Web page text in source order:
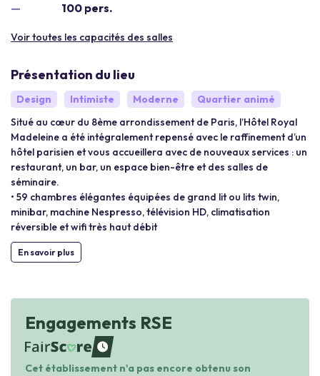
— 100 pers.
Voir toutes les capacités des salles
Présentation du lieu
Design Intimiste Moderne
Quartier animé
Situé au cœur du 8ème arrondissement de Paris, l’Hôtel Royal
Madeleine a été intégralement repensé avec le raffinement d’un
hôtel parisien et vous accueillera avec de nouveaux services : un
restaurant, un bar, un espace bien-être et des salles de
séminaire.
• 59 chambres élégantes équipées de grand lit ou lits twin,
minibar, machine Nespresso, télévision HD, climatisation
réversible et wifi très haut débit
En savoir plus
Engagements RSE
waiting
Cet établissement n'a pas encore obtenu son